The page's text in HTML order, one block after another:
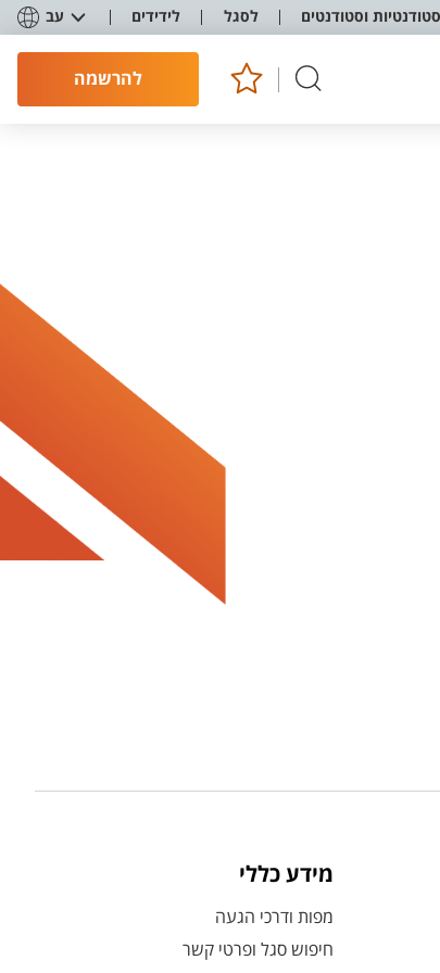
סטודנטיות וסטודנטים לסגל לידידים עב
להרשמה
מידע כללי
מפות ודרכי הגעה
חיפוש סגל ופרטי קשר